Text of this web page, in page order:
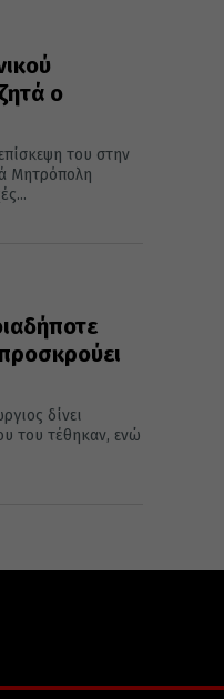
ο
του στην
Μητρόπολη
δίνει
του τέθηκαν, ενώ